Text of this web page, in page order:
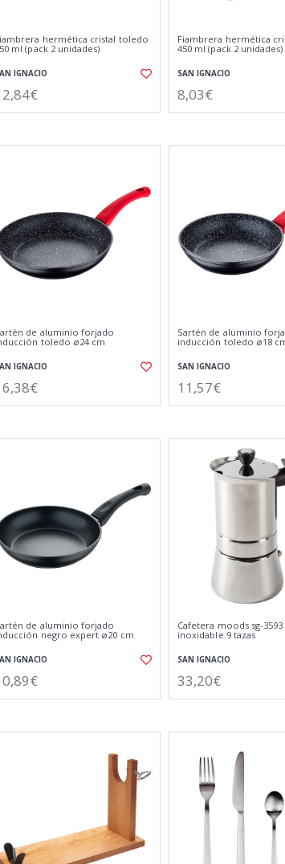
hermética cristal toledo
ml (pack 2 unidades)
IGNACIO
Fiambrera hermética
450 ml (pack 2 unidades)
SAN IGNACIO
8,03€
de aluminio forjado
toledo ø24 cm
IGNACIO
Sartén de aluminio
inducción toledo ø18
SAN IGNACIO
11,57€
de aluminio forjado
negro expert ø20 cm
IGNACIO
Cafetera moods sg-
inoxidable 9 tazas
SAN IGNACIO
33,20€